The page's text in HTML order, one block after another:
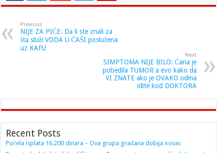
Previous
NIJE ZA PIĆE: Da li ste znali za
šta služi VODA U ČAŠI poslužena
uz KAFU
Next
SIMPTOMA NIJE BILO: Ćana je
pobedila TUMOR a evo kako da
VI ZNATE ako je OVAKO odma
idite kod DOKTORA
Recent Posts
Počela isplata 16.200 dinara – Ova grupa građana dobija novac